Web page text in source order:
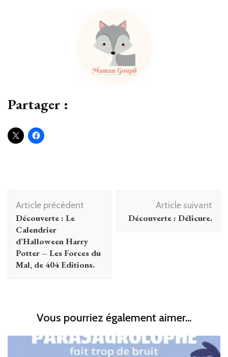
Partager :
Navigation
d'article
Article précédent
Découverte : Le
Calendrier
d’Halloween Harry
Potter – Les Forces du
Mal, de 404 Editions.
Article suivant
Découverte : Délicure.
Vous pourriez également aimer...